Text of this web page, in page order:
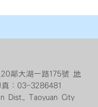
鄰大湖一路175號 地
：03-3286481
Dist., Taoyuan City